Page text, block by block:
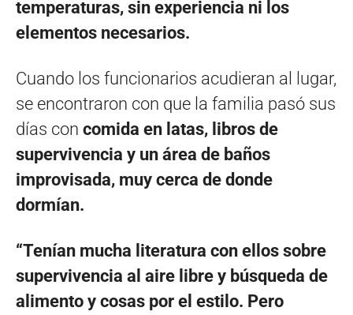
temperaturas, sin experiencia ni los
elementos necesarios.
Cuando los funcionarios acudieran al lugar,
se encontraron con que la familia pasó sus
días con comida en latas, libros de
supervivencia y un área de baños
improvisada, muy cerca de donde
dormían.
“Tenían mucha literatura con ellos sobre
supervivencia al aire libre y búsqueda de
alimento y cosas por el estilo. Pero